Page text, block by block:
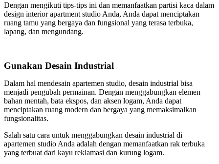
Dengan mengikuti tips-tips ini dan memanfaatkan partisi kaca dalam
design interior apartment studio Anda, Anda dapat menciptakan
ruang tamu yang bergaya dan fungsional yang terasa terbuka,
lapang, dan mengundang.
Gunakan Desain Industrial
Dalam hal mendesain apartemen studio, desain industrial bisa
menjadi pengubah permainan. Dengan menggabungkan elemen
bahan mentah, bata ekspos, dan aksen logam, Anda dapat
menciptakan ruang modern dan bergaya yang memaksimalkan
fungsionalitas.
Salah satu cara untuk menggabungkan desain industrial di
apartemen studio Anda adalah dengan memanfaatkan rak terbuka
yang terbuat dari kayu reklamasi dan kurung logam.